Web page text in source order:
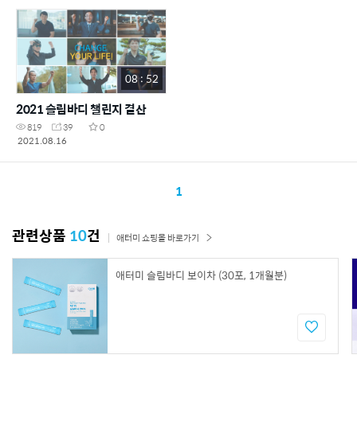
08 : 52
2021 슬림바디 챌린지 결산
819 39
0
2021.08.16
1
관련상품 10건 애터미 쇼핑몰 바로가기
애터미 슬림바디 보이차 (30포, 1개월분)